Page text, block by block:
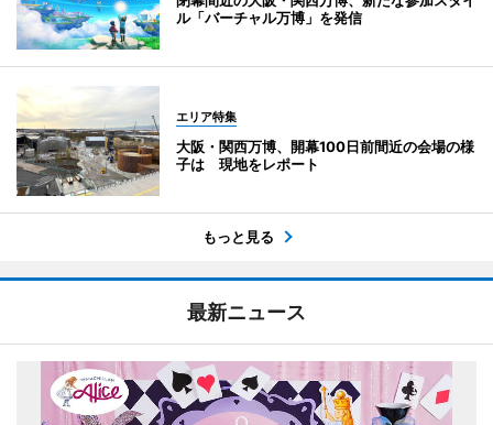
ル「バーチャル万博」を発信
エリア特集
大阪・関西万博、開幕100日前間近の会場の様
子は 現地をレポート
もっと見る
最新ニュース